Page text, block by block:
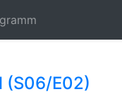
(S06/E02)